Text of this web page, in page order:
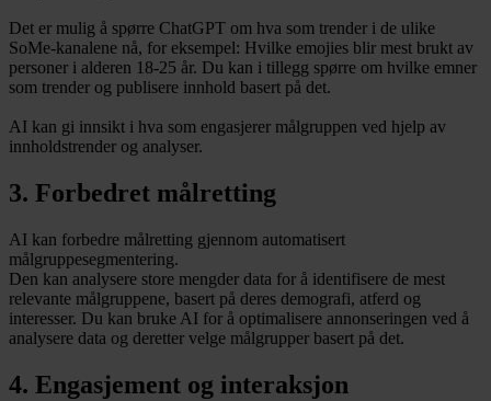
Det er mulig å spørre ChatGPT om hva som trender i de ulike
SoMe-kanalene nå, for eksempel: Hvilke emojies blir mest brukt av
personer i alderen 18-25 år. Du kan i tillegg spørre om hvilke emner
som trender og publisere innhold basert på det.
AI kan gi innsikt i hva som engasjerer målgruppen ved hjelp av
innholdstrender og analyser.
3. Forbedret målretting
AI kan forbedre målretting gjennom automatisert
målgruppesegmentering.
Den kan analysere store mengder data for å identifisere de mest
relevante målgruppene, basert på deres demografi, atferd og
interesser. Du kan bruke AI for å optimalisere annonseringen ved å
analysere data og deretter velge målgrupper basert på det.
4. Engasjement og interaksjon